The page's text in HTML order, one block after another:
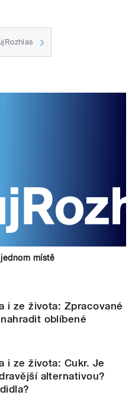
místě
i ze života: Zpracované
oblíbené
i ze života: Cukr. Je
alternativou?